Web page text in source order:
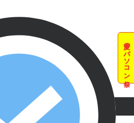
夏のパソコン祭